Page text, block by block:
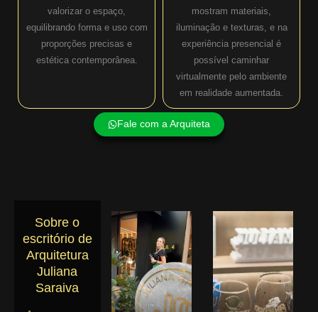
valorizar o espaço,
equilibrando forma e uso com
proporções precisas e
estética contemporânea.
mostram materiais,
iluminação e texturas, e na
experiência presencial é
possível caminhar
virtualmente pelo ambiente
em realidade aumentada.
Fale com a Arquiteta
Sobre o
escritório de
Arquitetura
Juliana
Saraiva